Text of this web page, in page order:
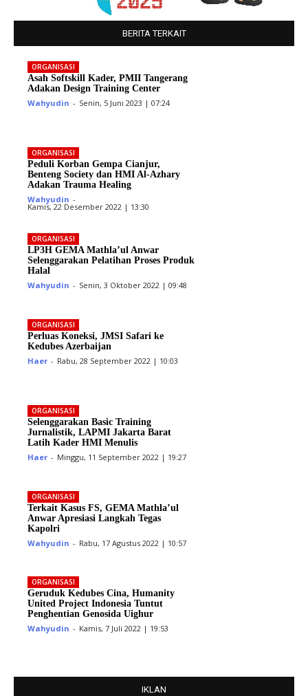
BERITA TERKAIT
ORGANISASI
Asah Softskill Kader, PMII Tangerang
Adakan Design Training Center
Wahyudin - Senin, 5 Juni 2023 | 07:24
ORGANISASI
Peduli Korban Gempa Cianjur,
Benteng Society dan HMI Al-Azhary
Adakan Trauma Healing
Wahyudin -
Kamis, 22 Desember 2022 | 13:30
ORGANISASI
LP3H GEMA Mathla’ul Anwar
Selenggarakan Pelatihan Proses Produk
Halal
Wahyudin - Senin, 3 Oktober 2022 | 09:48
ORGANISASI
Perluas Koneksi, JMSI Safari ke
Kedubes Azerbaijan
Haer - Rabu, 28 September 2022 | 10:03
ORGANISASI
Selenggarakan Basic Training
Jurnalistik, LAPMI Jakarta Barat
Latih Kader HMI Menulis
Haer - Minggu, 11 September 2022 | 19:27
ORGANISASI
Terkait Kasus FS, GEMA Mathla’ul
Anwar Apresiasi Langkah Tegas
Kapolri
Wahyudin - Rabu, 17 Agustus 2022 | 10:57
ORGANISASI
Geruduk Kedubes Cina, Humanity
United Project Indonesia Tuntut
Penghentian Genosida Uighur
Wahyudin - Kamis, 7 Juli 2022 | 19:53
IKLAN